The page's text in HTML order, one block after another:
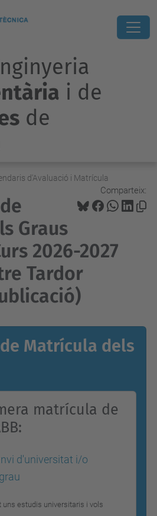
i de
de
d'Avaluació i Matrícula
Comparteix:
Graus
2026-2027
Tardor
Matrícula dels
matrícula de
d'universitat i/o
uns estudis universitaris i vols